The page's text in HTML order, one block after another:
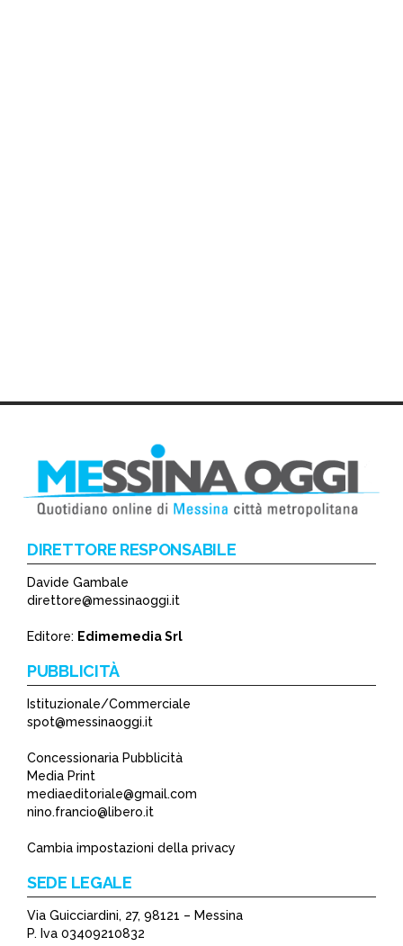
DIRETTORE RESPONSABILE
Davide Gambale
direttore@messinaoggi.it
Editore: Edimemedia Srl
PUBBLICITÀ
Istituzionale/Commerciale
spot@messinaoggi.it
Concessionaria Pubblicità
Media Print
mediaeditoriale@gmail.com
nino.francio@libero.it
Cambia impostazioni della privacy
SEDE LEGALE
Via Guicciardini, 27, 98121 – Messina
P. Iva 03409210832